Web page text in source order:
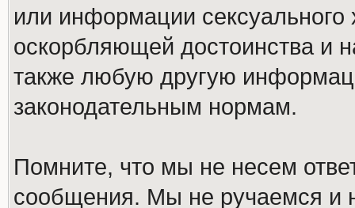
или информации
оскорбляющей достоинства и
также любую другую
законодательным нормам.
Помните, что мы не несем
сообщения. Мы не ручаемся и